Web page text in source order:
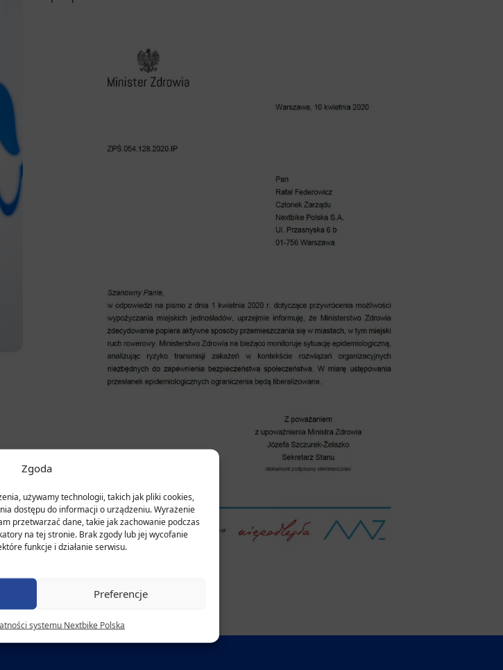
Zgoda
używamy technologii, takich jak pliki cookies,
dostępu do informacji o urządzeniu. Wyrażenie
przetwarzać dane, takie jak zachowanie podczas
na tej stronie. Brak zgody lub jej wycofanie
funkcje i działanie serwisu.
Preferencje
systemu Nextbike Polska